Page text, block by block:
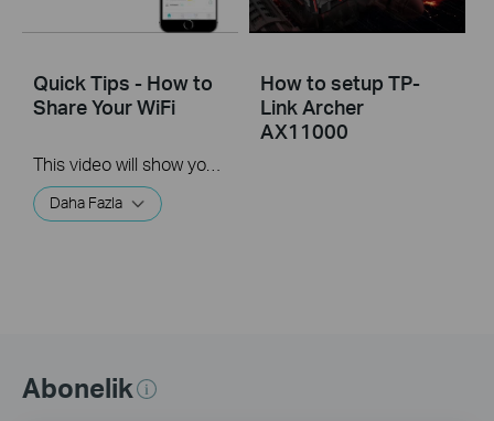
Quick Tips - How to
Share Your WiFi
Daha Fazla
How to setup TP-
Link Archer
AX11000
Abonelik